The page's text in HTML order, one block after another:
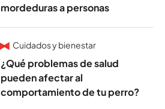
mordeduras a personas
Cuidados y bienestar
¿Qué problemas de salud
pueden afectar al
comportamiento de tu perro?